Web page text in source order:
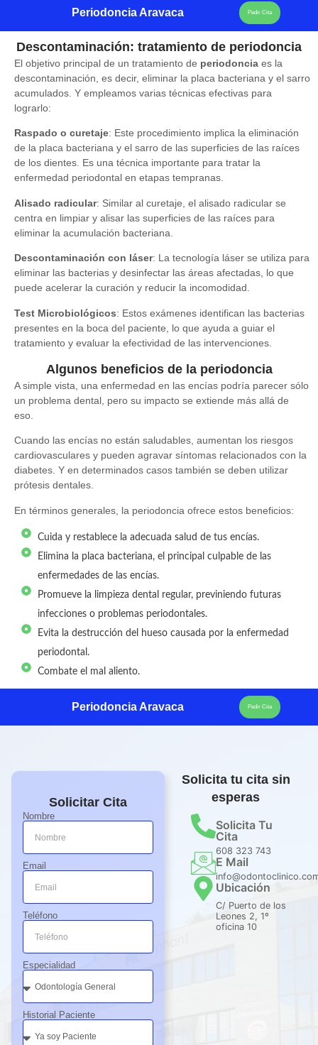
Periodoncia Aravaca Pedir Cita
Descontaminación: tratamiento de periodoncia
El objetivo principal de un tratamiento de periodoncia es la
descontaminación, es decir, eliminar la placa bacteriana y el sarro
acumulados. Y empleamos varias técnicas efectivas para
lograrlo:
Raspado o curetaje: Este procedimiento implica la eliminación
de la placa bacteriana y el sarro de las superficies de las raíces
de los dientes. Es una técnica importante para tratar la
enfermedad periodontal en etapas tempranas.
Alisado radicular: Similar al curetaje, el alisado radicular se
centra en limpiar y alisar las superficies de las raíces para
eliminar la acumulación bacteriana.
Descontaminación con láser: La tecnología láser se utiliza para
eliminar las bacterias y desinfectar las áreas afectadas, lo que
puede acelerar la curación y reducir la incomodidad.
Test Microbiológicos: Estos exámenes identifican las bacterias
presentes en la boca del paciente, lo que ayuda a guiar el
tratamiento y evaluar la efectividad de las intervenciones.
Algunos beneficios de la periodoncia
A simple vista, una enfermedad en las encías podría parecer sólo
un problema dental, pero su impacto se extiende más allá de
eso.
Cuando las encías no están saludables, aumentan los riesgos
cardiovasculares y pueden agravar síntomas relacionados con la
diabetes. Y en determinados casos también se deben utilizar
prótesis dentales.
En términos generales, la periodoncia ofrece estos beneficios:
Cuida y restablece la adecuada salud de tus encías.
Elimina la placa bacteriana, el principal culpable de las
enfermedades de las encías.
Promueve la limpieza dental regular, previniendo futuras
infecciones o problemas periodontales.
Evita la destrucción del hueso causada por la enfermedad
periodontal.
Combate el mal aliento.
Periodoncia Aravaca Pedir Cita
Solicitar Cita
Nombre
Email
Teléfono
Especialidad
Historial Paciente
Solicita tu cita sin
esperas
Solicita Tu
Cita
608 323 743
E Mail
Ubicación
C/ Puerto de los
Leones 2, 1º
oficina 10